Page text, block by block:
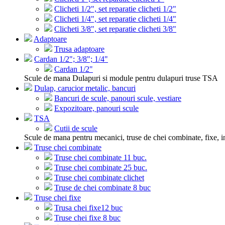
Clicheti 1/2", set reparatie clicheti 1/2"
Clicheti 1/4", set reparatie clicheti 1/4"
Clicheti 3/8", set reparatie clicheti 3/8"
Adaptoare
Trusa adaptoare
Cardan 1/2"; 3/8"; 1/4"
Cardan 1/2"
Scule de mana Dulapuri si module pentru dulapuri truse TSA
Dulap, carucior metalic, bancuri
Bancuri de scule, panouri scule, vestiare
Expozitoare, panouri scule
TSA
Cutii de scule
Scule de mana pentru mecanici, truse de chei combinate, fixe,
Truse chei combinate
Truse chei combinate 11 buc.
Truse chei combinate 25 buc.
Truse chei combinate clichet
Truse de chei combinate 8 buc
Truse chei fixe
Trusa chei fixe12 buc
Truse chei fixe 8 buc